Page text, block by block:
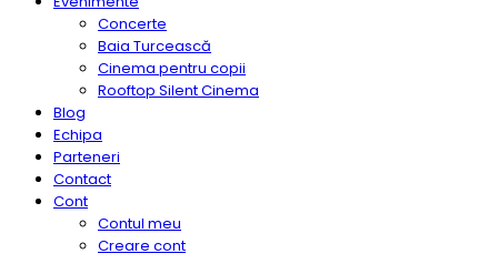
Concerte
Baia Turcească
Cinema pentru copii
Rooftop Silent Cinema
Blog
Echipa
Parteneri
Contact
Cont
Contul meu
Creare cont